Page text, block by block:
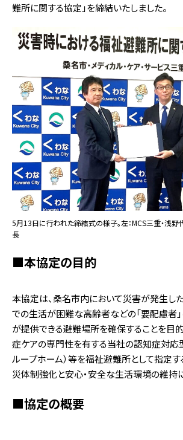
難所に関する協定」を締結いたしました。
5月13日に行われた締結式の様子。左：MCS三重・浅野
長
■本協定の目的
本協定は、桑名市内において災害が発生し
での生活が困難な高齢者などの「要配慮者
が提供できる避難場所を確保することを目的
症ケアの専門性を有する当社の認知症対応
ループホーム）等を福祉避難所として指定す
災体制強化と安心・安全な生活環境の維持
■協定の概要